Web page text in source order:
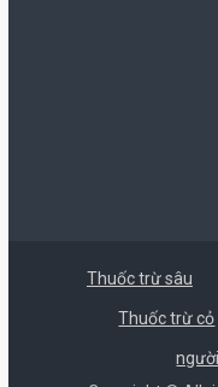
Thuốc trừ sâu
Thuốc trừ cỏ